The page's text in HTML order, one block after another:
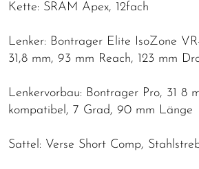
Kette: SRAM Apex, 12fach
Lenker: Bontrager Elite IsoZone
31,8 mm, 93 mm Reach, 123 mm
Lenkervorbau: Bontrager Pro, 31 8
kompatibel, 7 Grad, 90 mm Länge
Sattel: Verse Short Comp,